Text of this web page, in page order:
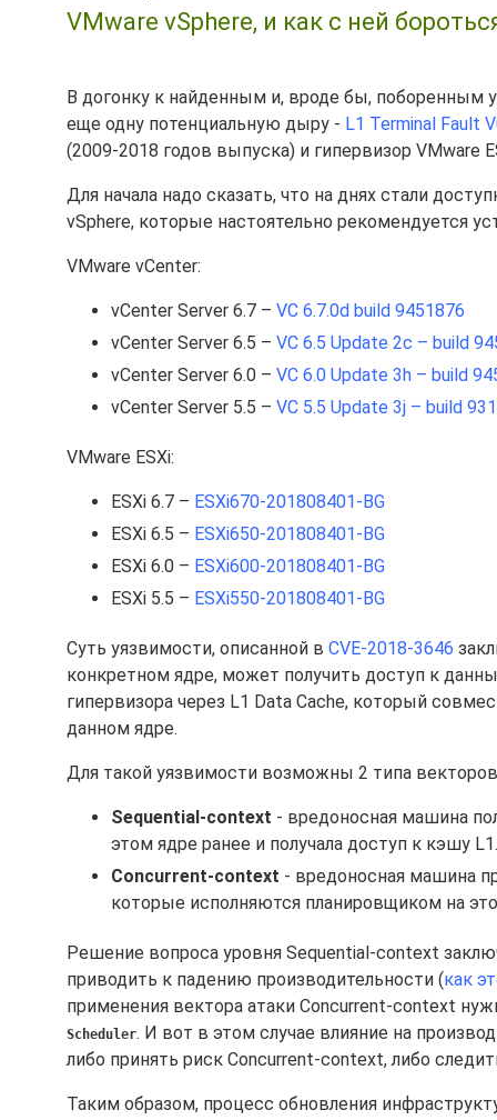
VMware vSphere, и как с ней
В догонку к найденным и, вроде бы, поборенным
еще одну потенциальную дыру - L1 Terminal Fault
(2009-2018 годов выпуска) и гипервизор VMware
Для начала надо сказать, что на днях стали
vSphere, которые настоятельно рекомендуется
VMware vCenter:
vCenter Server 6.7 – VC 6.7.0d build 9451876
vCenter Server 6.5 – VC 6.5 Update 2c – build
vCenter Server 6.0 – VC 6.0 Update 3h – build
vCenter Server 5.5 – VC 5.5 Update 3j – build
VMware ESXi:
ESXi 6.7 – ESXi670-201808401-BG
ESXi 6.5 – ESXi650-201808401-BG
ESXi 6.0 – ESXi600-201808401-BG
ESXi 5.5 – ESXi550-201808401-BG
Суть уязвимости, описанной в CVE-2018-3646
конкретном ядре, может получить доступ к
гипервизора через L1 Data Cache, который
данном ядре.
Для такой уязвимости возможны 2 типа
Sequential-context - вредоносная машина
этом ядре ранее и получала доступ к кэшу L1.
Concurrent-context - вредоносная машина
которые исполняются планировщиком на
Решение вопроса уровня Sequential-context
приводить к падению производительности (как
применения вектора атаки Concurrent-context
Scheduler. И вот в этом случае влияние на
либо принять риск Concurrent-context, либо
Таким образом, процесс обновления